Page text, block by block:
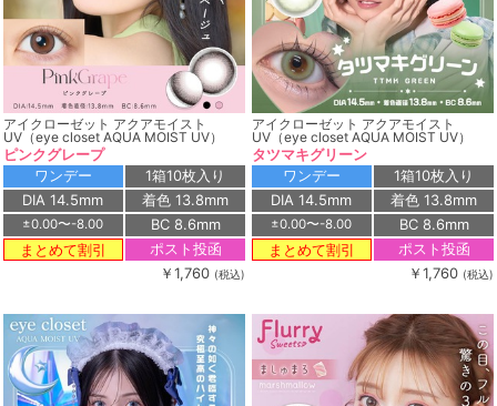
アイクローゼット アクアモイスト
UV（eye closet AQUA MOIST UV）
ピンクグレープ
ワンデー
1箱10枚入り
DIA 14.5mm
着色 13.8mm
±0.00〜-8.00
BC 8.6mm
まとめて割引
ポスト投函
￥1,760 (税込)
アイクローゼット アクアモイスト
UV（eye closet AQUA MOIST UV）
タツマキグリーン
ワンデー
1箱10枚入り
DIA 14.5mm
着色 13.8mm
±0.00〜-8.00
BC 8.6mm
まとめて割引
ポスト投函
￥1,760 (税込)